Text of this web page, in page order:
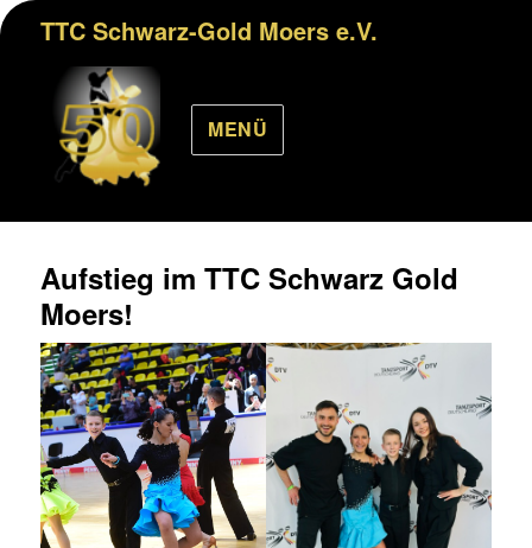
TTC Schwarz-Gold Moers e.V.
MENÜ
Aufstieg im TTC Schwarz Gold
Moers!